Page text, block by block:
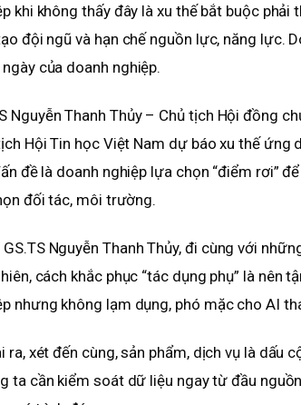
khi không thấy đây là xu thế bắt buộc
đội ngũ và hạn chế nguồn lực, năng lực.
của doanh nghiệp.
Nguyễn Thanh Thủy – Chủ tịch Hội đồng
Hội Tin học Việt Nam dự báo xu thế
đề là doanh nghiệp lựa chọn “điểm rơi”
đối tác, môi trường.
Nguyễn Thanh Thủy, đi cùng với
cách khắc phục “tác dụng phụ” là
nhưng không lạm dụng, phó mặc cho AI
ra, xét đến cùng, sản phẩm, dịch vụ là dấu
ta cần kiểm soát dữ liệu ngay từ đầu